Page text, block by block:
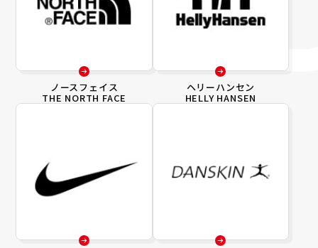
ノースフェイス
THE NORTH FACE
ヘリーハンセン
HELLY HANSEN